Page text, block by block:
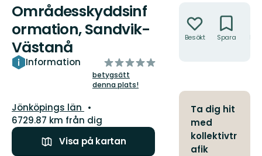
Områdesskyddsinf
ormation, Sandvik-
Västanå
Information
av
5
stjärnor
betygsätt
denna plats!
Län:
Jönköpings län
6729.87 km från dig
Visa på kartan
Besökt Spara
Ta dig hit
med
kollektivtr
afik